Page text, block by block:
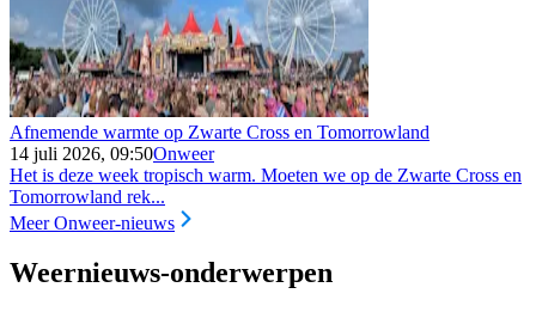
Afnemende warmte op Zwarte Cross en Tomorrowland
14 juli 2026, 09:50Onweer
Het is deze week tropisch warm. Moeten we op de Zwarte Cross en
Tomorrowland rek...
Meer Onweer-nieuws
Weernieuws-onderwerpen